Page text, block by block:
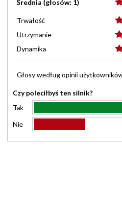
Średnia (głosów: 1)
Trwałość
Utrzymanie
Dynamika
Głosy wedługopinii
Czy poleciłbyś ten silnik?
Tak
Nie